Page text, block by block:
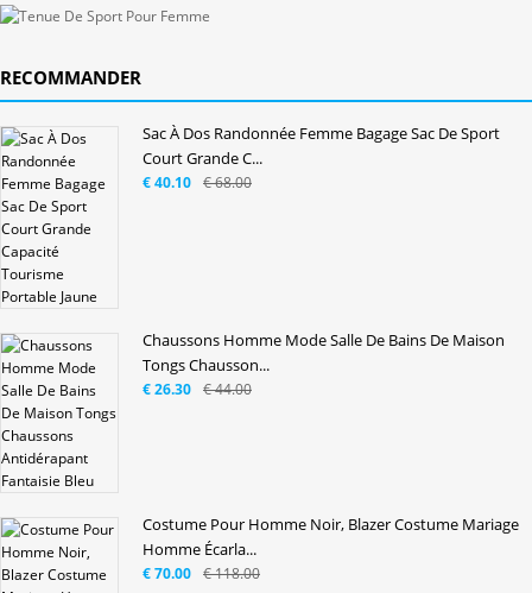
RECOMMANDER
Sac À Dos Randonnée Femme Bagage Sac De Sport
Court Grande C...
€ 68.00
€ 40.10
Chaussons Homme Mode Salle De Bains De Maison
Tongs Chausson...
€ 44.00
€ 26.30
Costume Pour Homme Noir, Blazer Costume Mariage
Homme Écarla...
€ 118.00
€ 70.00